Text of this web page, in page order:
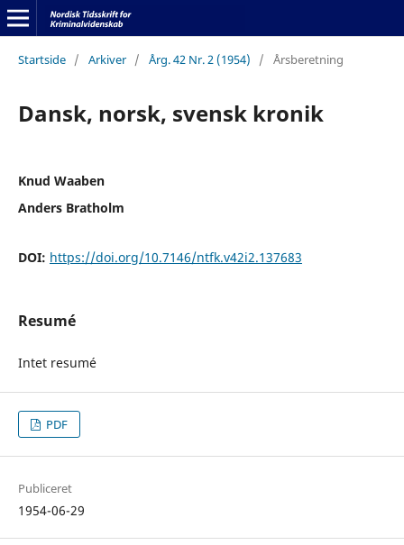
Startside / Arkiver / Årg. 42 Nr. 2 (1954) / Årsberetning
Dansk, norsk, svensk kronik
Knud Waaben
Anders Bratholm
DOI: https://doi.org/10.7146/ntfk.v42i2.137683
Resumé
Intet resumé
PDF
Publiceret
1954-06-29